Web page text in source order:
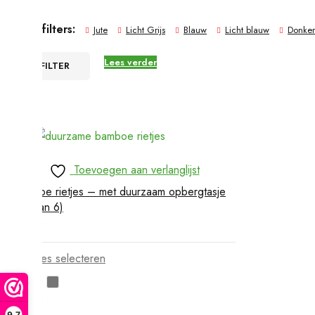
Active filters: Jute Licht Grijs Blauw Licht blauw
FILTER Lees verder
Toevoegen aan verlanglijst
Bamboe rietjes – met duurzaam opbergtasje
(set van 6)
Opties selecteren
€7,95